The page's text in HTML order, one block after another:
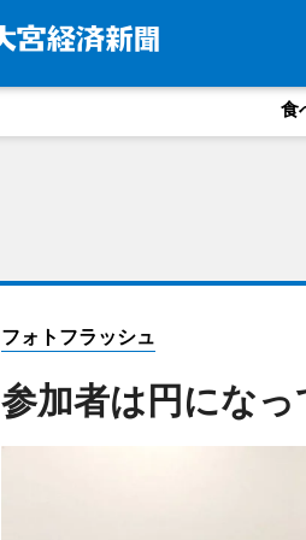
食
フォトフラッシュ
参加者は円にな